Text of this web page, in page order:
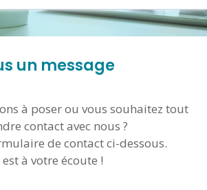
un message
à poser ou vous souhaitez tout
contact avec nous ?
de contact ci-dessous.
à votre écoute !